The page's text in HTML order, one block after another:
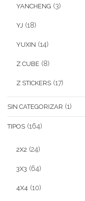
YANCHENG (3)
YJ (18)
YUXIN (14)
Z CUBE (8)
Z STICKERS (17)
SIN CATEGORIZAR (1)
TIPOS (164)
2X2 (24)
3X3 (64)
4X4 (10)